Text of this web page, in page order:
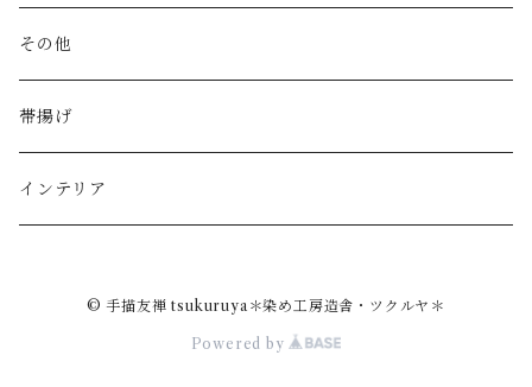
財布
カードケース
印鑑ケース
その他
帯揚げ
インテリア
© 手描友禅 tsukuruya＊染め工房造舎・ツクルヤ＊
Powered by